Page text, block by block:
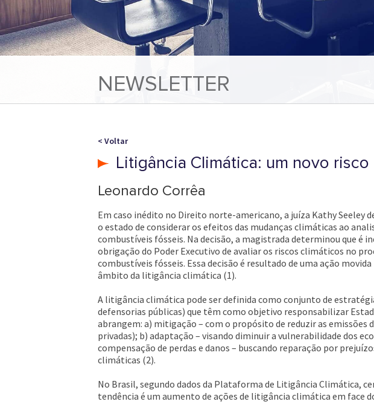
NEWSLETTER
< Voltar
Litigância Climática: um novo
Leonardo Corrêa
Em caso inédito no Direito norte-americano, a juíza Kathy Seeley
o estado de considerar os efeitos das mudanças climáticas ao
combustíveis fósseis. Na decisão, a magistrada determinou que é
obrigação do Poder Executivo de avaliar os riscos climáticos no
combustíveis fósseis. Essa decisão é resultado de uma ação
âmbito da litigância climática (1).
A litigância climática pode ser definida como conjunto de
defensorias públicas) que têm como objetivo responsabilizar
abrangem: a) mitigação – com o propósito de reduzir as
privadas); b) adaptação – visando diminuir a vulnerabilidade dos
compensação de perdas e danos – buscando reparação por
climáticas (2).
No Brasil, segundo dados da Plataforma de Litigância Climática,
tendência é um aumento de ações de litigância climática em face